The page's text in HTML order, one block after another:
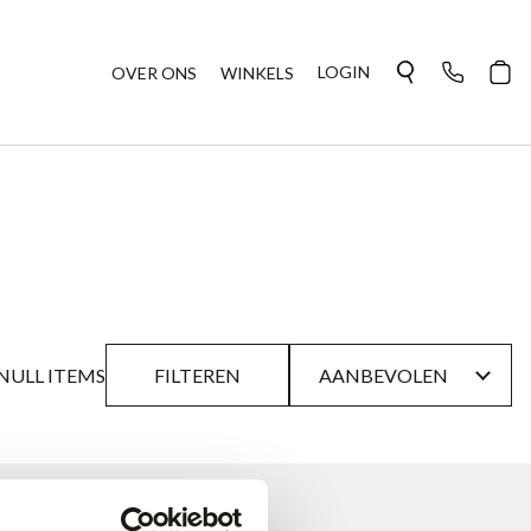
OVER ONS WINKELS LOGIN
ITEMS FILTEREN